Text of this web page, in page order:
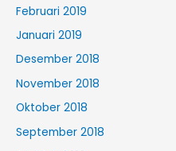
Februari 2019
Januari 2019
Desember 2018
November 2018
Oktober 2018
September 2018